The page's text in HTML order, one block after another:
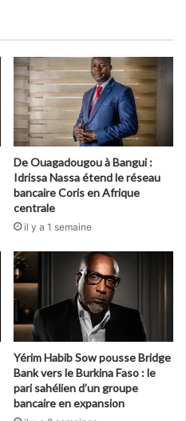
De Ouagadougou à Bangui :
Idrissa Nassa étend le réseau
bancaire Coris en Afrique
centrale
il y a 1 semaine
Yérim Habib Sow pousse Bridge
Bank vers le Burkina Faso : le
pari sahélien d’un groupe
bancaire en expansion